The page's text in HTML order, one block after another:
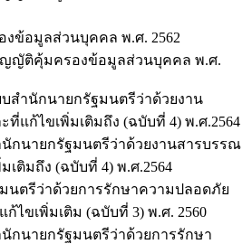
ข้อมูลส่วนบุคคล พ.ศ. 2562
ญัติคุ้มครองข้อมูลส่วนบุคคล พ.ศ.
สำนักนายกรัฐมนตรีว่าด้วยงาน
ที่แก้ไขเพิ่มเติมถึง (ฉบับที่ 4) พ.ศ.2564
กนายกรัฐมนตรีว่าด้วยงานสารบรรณ
เติมถึง (ฉบับที่ 4) พ.ศ.2564
นตรีว่าด้วยการรักษาความปลอดภัย
ก้ไขเพิ่มเติม (ฉบับที่ 3) พ.ศ. 2560
กนายกรัฐมนตรีว่าด้วยการรักษา